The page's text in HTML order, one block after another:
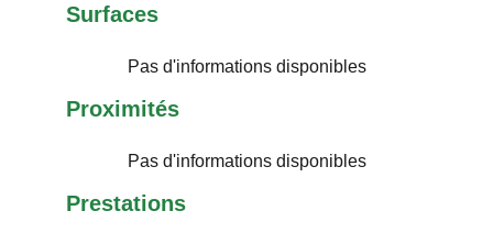
Surfaces
Pas d'informations disponibles
Proximités
Pas d'informations disponibles
Prestations